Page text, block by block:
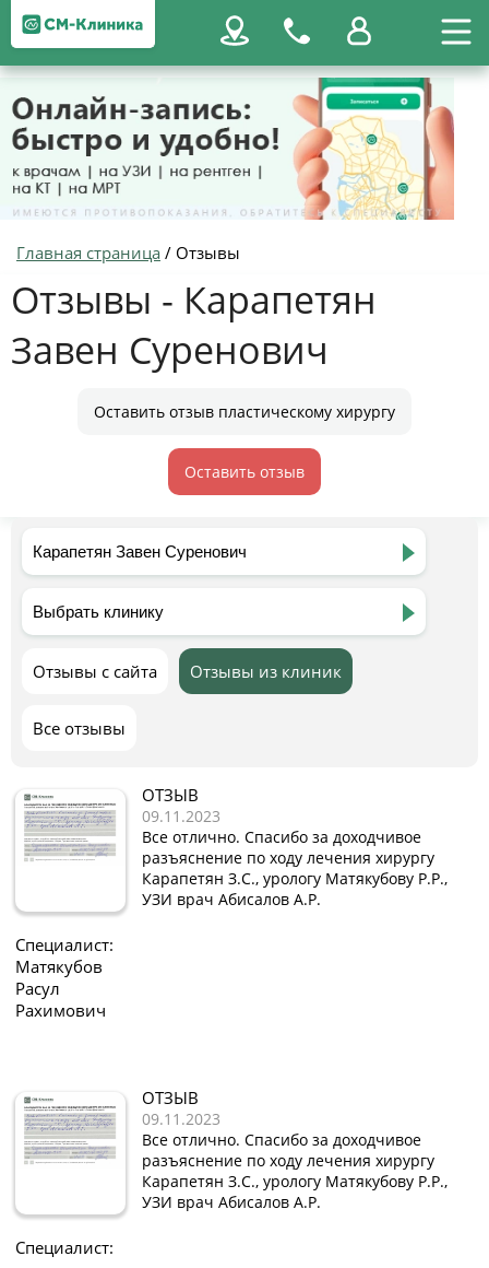
Главная страница / Отзывы
Отзывы - Карапетян
Завен Суренович
Оставить отзыв пластическому хирургу
Оставить отзыв
Отзывы с сайта Отзывы из клиник
Все отзывы
Специалист:
Матякубов
Расул
Рахимович
ОТЗЫВ
09.11.2023
Все отлично. Спасибо за доходчивое
разъяснение по ходу лечения хирургу
Карапетян З.С., урологу Матякубову Р.Р.,
УЗИ врач Абисалов А.Р.
Специалист:
ОТЗЫВ
09.11.2023
Все отлично. Спасибо за доходчивое
разъяснение по ходу лечения хирургу
Карапетян З.С., урологу Матякубову Р.Р.,
УЗИ врач Абисалов А.Р.